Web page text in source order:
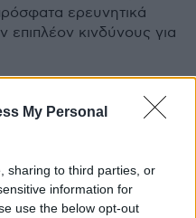
My Personal
sharing to third parties, or
information for
use the below opt-out
ερευνητικά
κινδύνους για